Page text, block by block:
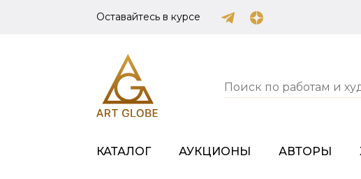
Оставайтесь в курсе
КАТАЛОГ АУКЦИОНЫ АВТОРЫ